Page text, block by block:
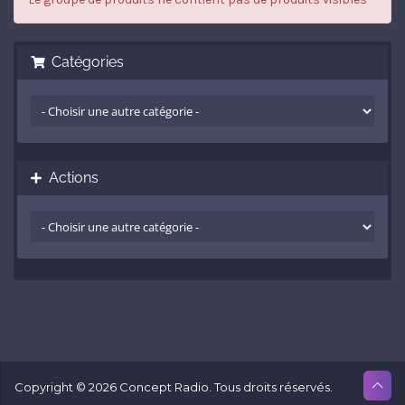
Catégories
Actions
Copyright © 2026 Concept Radio. Tous droits réservés.